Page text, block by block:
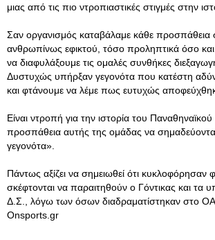
μιας από τις πιο ντροπιαστικές στιγμές στην
Σαν οργανισμός καταβάλαμε κάθε προσπάθεια
ανθρωπίνως εφικτού, τόσο προληπτικά όσο
να διαφυλάξουμε τις ομαλές συνθήκες
Δυστυχώς υπήρξαν γεγονότα που κατέστη
και φτάνουμε να λέμε πως ευτυχώς
Είναι ντροπή για την ιστορία του Παναθηναϊκού
προσπάθεια αυτής της ομάδας να
γεγονότα».
Πάντως αξίζει να σημειωθεί ότι κυκλοφόρησαν
σκέφτονται να παραιτηθούν ο Γόντικας και τα
Δ.Σ., λόγω των όσων διαδραματίστηκαν στο
Onsports.gr